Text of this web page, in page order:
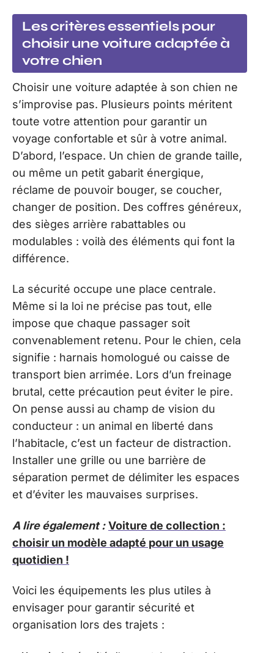
Les critères essentiels pour
choisir une voiture adaptée à
votre chien
Choisir une voiture adaptée à son chien ne
s’improvise pas. Plusieurs points méritent
toute votre attention pour garantir un
voyage confortable et sûr à votre animal.
D’abord, l’espace. Un chien de grande taille,
ou même un petit gabarit énergique,
réclame de pouvoir bouger, se coucher,
changer de position. Des coffres généreux,
des sièges arrière rabattables ou
modulables : voilà des éléments qui font la
différence.
La sécurité occupe une place centrale.
Même si la loi ne précise pas tout, elle
impose que chaque passager soit
convenablement retenu. Pour le chien, cela
signifie : harnais homologué ou caisse de
transport bien arrimée. Lors d’un freinage
brutal, cette précaution peut éviter le pire.
On pense aussi au champ de vision du
conducteur : un animal en liberté dans
l’habitacle, c’est un facteur de distraction.
Installer une grille ou une barrière de
séparation permet de délimiter les espaces
et d’éviter les mauvaises surprises.
A lire également : Voiture de collection :
choisir un modèle adapté pour un usage
quotidien !
Voici les équipements les plus utiles à
envisager pour garantir sécurité et
organisation lors des trajets :